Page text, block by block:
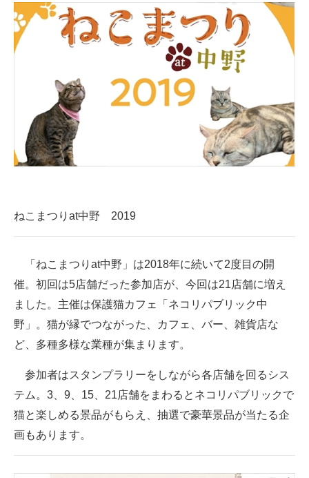
好きが集まる 比べて選べる
AI活用のいまが分かる
企業ITのトレンドを詳説
経営リーダーのコミュニティ
IT製品の技術・比較・事例
製造業のIT導入・活用を支援
モノづくり技術者専門サイト
エレクトロニクス専門サイト
電子設計の基本と応用
エネルギーの専門メディア
建設×テクノロジーの最前線
ねこまつりat中野 2019
「ねこまつりat中野」は2018年に続いて2度目の開
催。初回は5店舗だった参加店が、今回は21店舗に増え
ました。主催は保護猫カフェ「ネコリパブリック中
野」。猫が縁でつながった、カフェ、バー、雑貨店な
ど、多種多様な業種が集まります。
参加者はスタンプラリーをしながら各店舗を回るシス
テム。3、9、15、21店舗をまわるとネコリパブリックで
猫と楽しめる景品がもらえ、抽選で豪華景品が当たる企
画もあります。